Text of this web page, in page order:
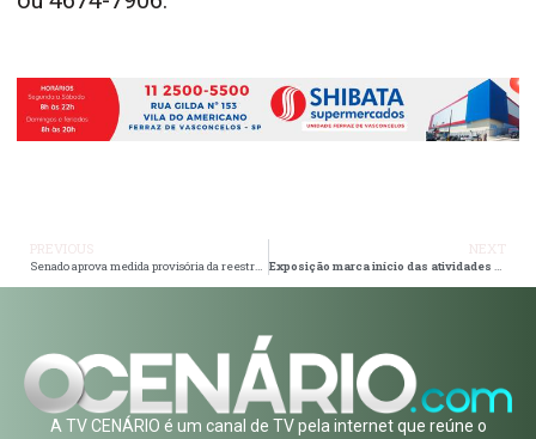
Senado aprova medida provisória da reestruturação dos ministérios do governo Lula Exposição marca início das atividades em alusão ao Mês do Meio Ambiente
A TV CENÁRIO é um canal de TV pela internet que reúne o